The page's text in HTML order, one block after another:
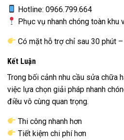
Hotline: 0966.799.664
Phục vụ nhanh chóng toàn khu
Có mặt hỗ trợ chỉ sau 30 phút
Kết Luận
Trong bối cảnh nhu cầu sửa chữa
việc lựa chọn giải pháp nhanh
điều vô cùng quan trọng.
Thi công nhanh hơn
Tiết kiệm chi phí hơn